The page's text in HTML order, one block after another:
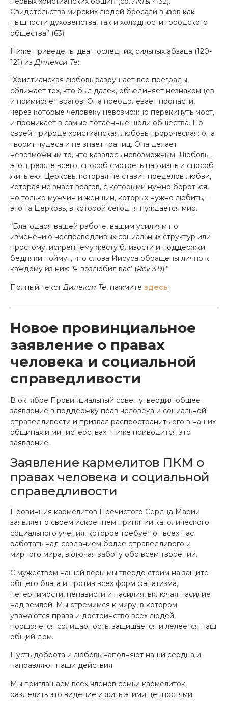
Свидетельства мирских людей бросали вызов как
пышности духовенства, так и холодности городского
общества” (63).
Ниже приведены два последних, сильных абзаца (120-
121) из Дилекси Те:
“Христианская любовь разрушает все преграды,
сближает тех, кто был далек, объединяет незнакомцев
и примиряет врагов. Она преодолевает пропасти,
через которые человеку невозможно перекинуть мост,
и проникает в самые потаенные щели общества. По
своей природе христианская любовь пророческая: она
творит чудеса и не знает границ. Она делает
невозможным то, что казалось невозможным. Любовь -
это, прежде всего, способ смотреть на жизнь и способ
жить ею. Церковь, которая не ставит пределов любви,
которая не знает врагов, с которыми нужно бороться,
но только мужчин и женщин, которых нужно любить, -
это та Церковь, в которой сегодня нуждается мир.
“Благодаря вашей работе, вашим усилиям по
изменению несправедливых социальных структур или
простому, искреннему жесту близости и поддержки
бедняки поймут, что слова Иисуса обращены лично к
каждому из них: ’Я возлюбил вас‘ (Rev3:9).”
Полный текстДилекси Те, нажмите здесь.
Новое провинциальное
заявление о правах
человека и социальной
справедливости
В октябре Провинциальный совет утвердил общее
заявление в поддержку прав человека и социальной
справедливости и призвал распространить его в наших
общинах и министерствах. Ниже приводится это
заявление.
Заявление кармелитов ПКМ о
правах человека и социальной
справедливости
Провинция кармелитов Пречистого Сердца Марии
заявляет о своем искреннем принятии католического
социального учения, которое требует от всех нас
работать над созданием более справедливого и
мирного мира, включая заботу обо всем творении.
С мужеством нашей веры мы твердо стоим на защите
общего блага и против всех форм фанатизма,
нетерпимости, ненависти и насилия, включая насилие
над землей. Мы стремимся к миру, в котором
уважаются права и достоинство всех людей,
поощряется солидарность, защищается и лелеется наш
общий дом.
Пусть доброта и любовь наполняют наши сердца и
направляют наши действия.
Мы приглашаем всех членов семьи кармелиток
разделить это видение и жить этими ценностями.